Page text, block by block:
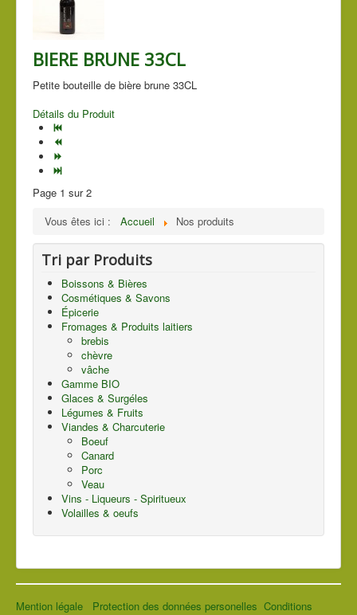
BIERE BRUNE 33CL
Petite bouteille de bière brune 33CL
Détails du Produit
Page 1 sur 2
Vous êtes ici :
Accueil Nos produits
Tri par Produits
Boissons & Bières
Cosmétiques & Savons
Épicerie
Fromages & Produits laitiers
brebis
chèvre
vâche
Gamme BIO
Glaces & Surgéles
Légumes & Fruits
Viandes & Charcuterie
Boeuf
Canard
Porc
Veau
Vins - Liqueurs - Spiritueux
Volailles & oeufs
Mention légale Protection des données personelles Conditions